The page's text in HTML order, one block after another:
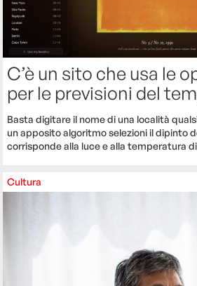
C’è un sito che usa le
per le previsioni del
Basta digitare il nome di una località
un apposito algoritmo selezioni il dipinto
corrisponde alla luce e alla temperatura
Cultura